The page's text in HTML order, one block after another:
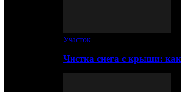
Участок
Чистка снега с крыши: